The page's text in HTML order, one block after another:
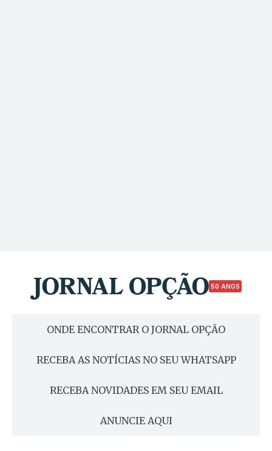
50 ANOS
ONDE ENCONTRAR O JORNAL OPÇÃO
RECEBA AS NOTÍCIAS NO SEU WHATSAPP
RECEBA NOVIDADES EM SEU EMAIL
ANUNCIE AQUI